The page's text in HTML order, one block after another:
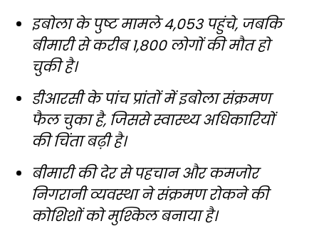
इबोला के पुष्ट मामले 4,053 पहुंचे, जबकि
बीमारी से करीब 1,800 लोगों की मौत हो
चुकी है।
डीआरसी के पांच प्रांतों में इबोला संक्रमण
फैल चुका है, जिससे स्वास्थ्य अधिकारियों
की चिंता बढ़ी है।
बीमारी की देर से पहचान और कमजोर
निगरानी व्यवस्था ने संक्रमण रोकने की
कोशिशों को मुश्किल बनाया है।